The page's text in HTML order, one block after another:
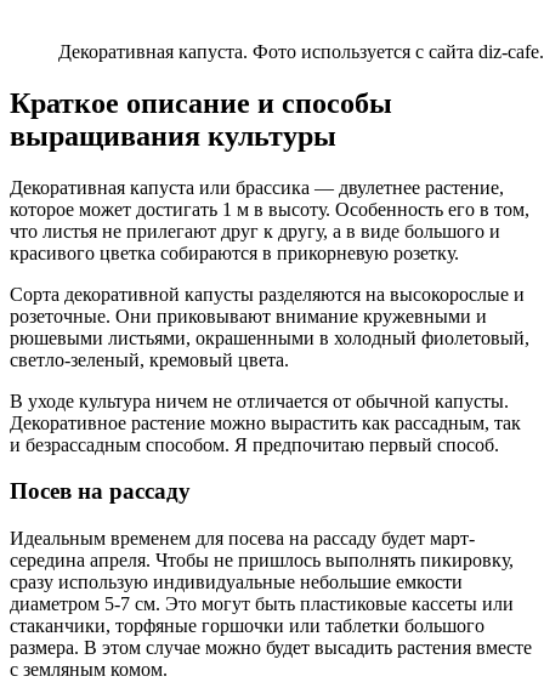
Декоративная капуста. Фото используется с сайта diz-
Краткое описание и способы
выращивания культуры
Декоративная капуста или брассика — двулетнее растение,
которое может достигать 1 м в высоту. Особенность его в том,
что листья не прилегают друг к другу, а в виде большого и
красивого цветка собираются в прикорневую розетку.
Сорта декоративной капусты разделяются на высокорослые и
розеточные. Они приковывают внимание кружевными и
рюшевыми листьями, окрашенными в холодный фиолетовый,
светло-зеленый, кремовый цвета.
В уходе культура ничем не отличается от обычной капусты.
Декоративное растение можно вырастить как рассадным, так
и безрассадным способом. Я предпочитаю первый способ.
Посев на рассаду
Идеальным временем для посева на рассаду будет март-
середина апреля. Чтобы не пришлось выполнять пикировку,
сразу использую индивидуальные небольшие емкости
диаметром 5-7 см. Это могут быть пластиковые кассеты или
стаканчики, торфяные горшочки или таблетки большого
размера. В этом случае можно будет высадить растения вместе
с земляным комом.